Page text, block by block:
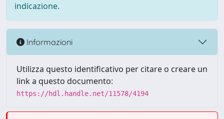
indicazione.
Informazioni
Utilizza questo identificativo per citare o creare un
link a questo documento:
https://hdl.handle.net/11578/4194